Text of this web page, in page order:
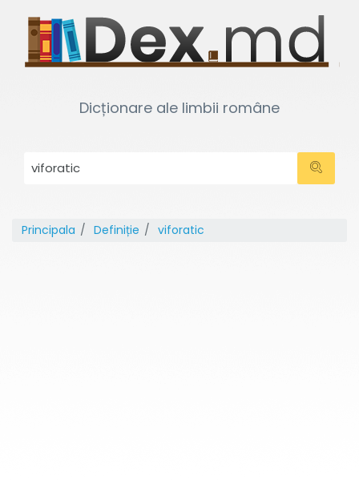
Dicționare ale limbii române
Principala Definiție viforatic